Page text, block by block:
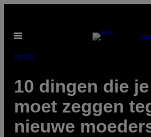
de
inhoud
Open
Health
10 dingen die
moet zeggen
nieuwe